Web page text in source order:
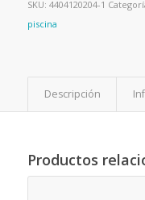
SKU: 4404120204-1
piscina
Descripción
Productos